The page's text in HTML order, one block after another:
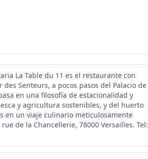
La Table du 11 es el restaurante con
Senteurs, a pocos pasos del Palacio de
en una filosofía de estacionalidad y
y agricultura sostenibles, y del huerto
en un viaje culinario meticulosamente
de la Chancellerie, 78000 Versailles. Tel: